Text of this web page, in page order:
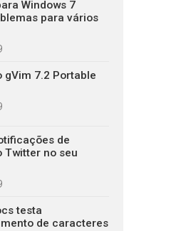
Windows 7
para vários
gVim 7.2 Portable
de
Twitter no seu
testa
de caracteres